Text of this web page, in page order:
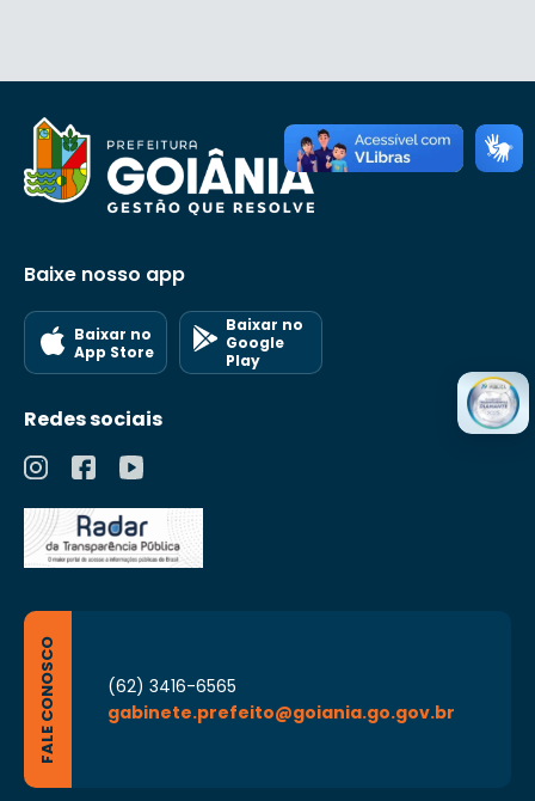
Baixe nosso app
Baixar no
App Store
Baixar no
Google
Play
Redes sociais
FALE CONOSCO
(62) 3416-6565
gabinete.prefeito@goiania.go.gov.br